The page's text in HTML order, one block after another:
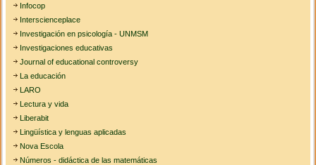
Infocop
Interscienceplace
Investigación en psicología - UNMSM
Investigaciones educativas
Journal of educational controversy
La educación
LARO
Lectura y vida
Liberabit
Lingüística y lenguas aplicadas
Nova Escola
Números - didáctica de las matemáticas